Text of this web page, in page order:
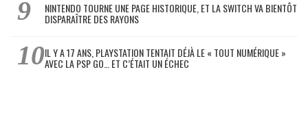
NINTENDO TOURNE UNE PAGE HISTORIQUE, ET LA SWITCH VA BIENTÔT
DISPARAÎTRE DES RAYONS
IL Y A 17 ANS, PLAYSTATION TENTAIT DÉJÀ LE « TOUT NUMÉRIQUE »
AVEC LA PSP GO… ET C’ÉTAIT UN ÉCHEC